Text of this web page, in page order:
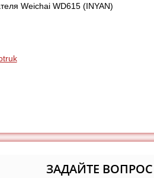
Weichai WD615 (INYAN)
ЗАДАЙТЕ